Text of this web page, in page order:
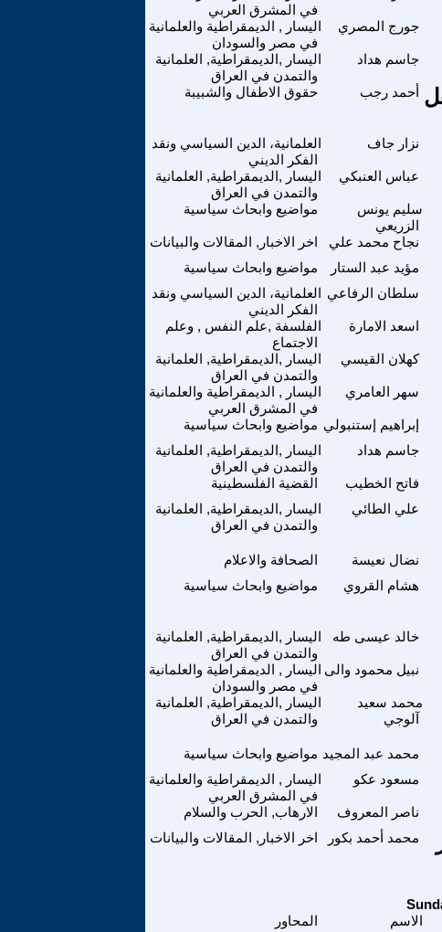
في المشرق العربي
اليسار , الديمقراطية والعلمانية
في مصر والسودان
جورج المصري
اليسار ,الديمقراطية, العلمانية
والتمدن في العراق
جاسم هداد
حقوق الاطفال والشبيبة أحمد رجب
العلمانية، الدين السياسي ونقد
الفكر الديني
نزار جاف
اليسار ,الديمقراطية, العلمانية
والتمدن في العراق
عباس العنبكي
مواضيع وابحاث سياسية
سليم يونس
الزريعي
اخر الاخبار, المقالات والبيانات نجاح محمد علي
مواضيع وابحاث سياسية
مؤيد عبد الستار
العلمانية، الدين السياسي ونقد
الفكر الديني
سلطان الرفاعي
الفلسفة ,علم النفس , وعلم
الاجتماع
اسعد الامارة
اليسار ,الديمقراطية, العلمانية
والتمدن في العراق
كهلان القيسي
اليسار , الديمقراطية والعلمانية
في المشرق العربي
سهر العامري
مواضيع وابحاث سياسية إبراهيم إستنبولي
اليسار ,الديمقراطية, العلمانية
والتمدن في العراق
جاسم هداد
القضية الفلسطينية فاتح الخطيب
اليسار ,الديمقراطية, العلمانية
والتمدن في العراق
علي الطائي
الصحافة والاعلام نضال نعيسة
مواضيع وابحاث سياسية
هشام القروي
اليسار ,الديمقراطية, العلمانية
والتمدن في العراق
خالد عيسى طه
اليسار , الديمقراطية والعلمانية
في مصر والسودان
نبيل محمود والى
اليسار ,الديمقراطية, العلمانية
والتمدن في العراق
محمد سعيد
آلوجي
مواضيع وابحاث سياسية محمد عبد المجيد
اليسار , الديمقراطية والعلمانية
في المشرق العربي
مسعود عكو
الارهاب, الحرب والسلام ناصر المعروف
اخر الاخبار, المقالات والبيانات
محمد أحمد بكور
الاسم